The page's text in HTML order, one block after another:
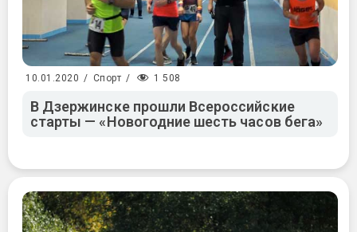
10.01.2020 / Спорт / 1 508
В Дзержинске прошли Всероссийские
старты — «Новогодние шесть часов бега»